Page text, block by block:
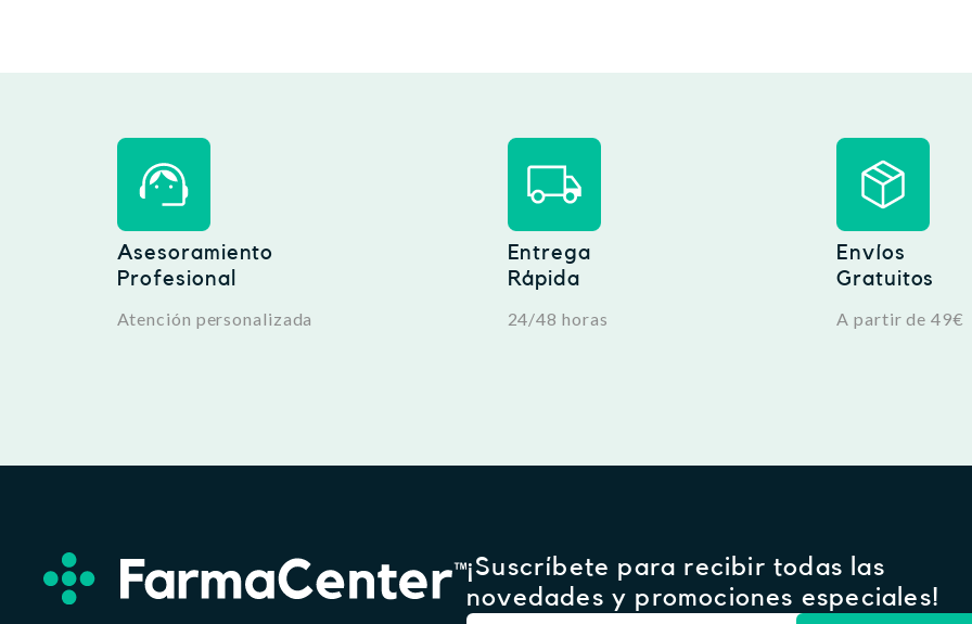
Asesoramiento
Profesional
Atención personalizada
Entrega
Rápida
24/48 horas
Envíos
Gratuitos
A partir de 49€
¡Suscríbete para recibir todas las
novedades y promociones especiales!